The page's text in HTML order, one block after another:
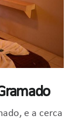
e a cerca